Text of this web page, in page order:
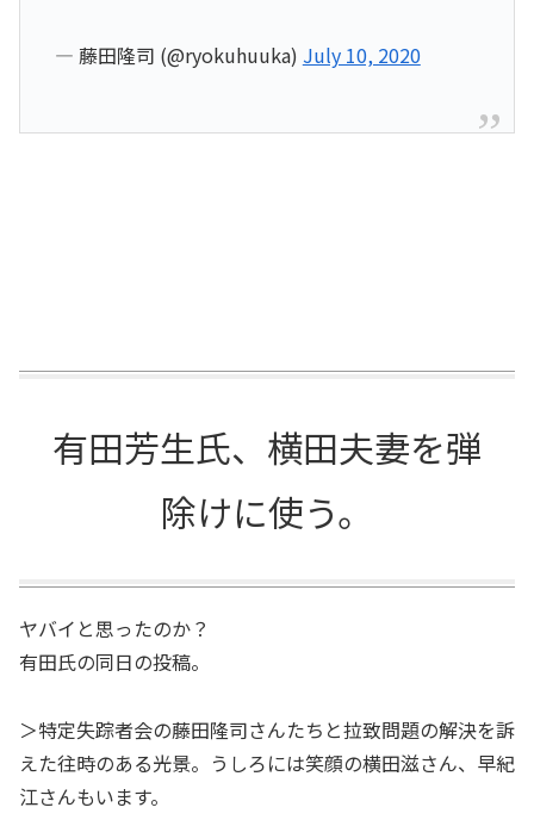
— 藤田隆司 (@ryokuhuuka) July 10, 2020
有田芳生氏、横田夫妻を弾
除けに使う。
ヤバイと思ったのか？
有田氏の同日の投稿。
＞特定失踪者会の藤田隆司さんたちと拉致問題の解決を訴
えた往時のある光景。うしろには笑顔の横田滋さん、早紀
江さんもいます。